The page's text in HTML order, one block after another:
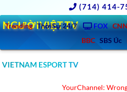
(714) 414-
Trending ThờiSự 24/7 FOX
BBC SBS Úc
NGƯỜIVIỆT.TV
VIETNAM ESPORT TV
YourChannel: